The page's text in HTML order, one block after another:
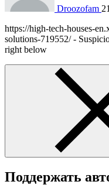
Droozofam
https://high-tech-houses-
solutions-719552/ -
right below
Поддержать